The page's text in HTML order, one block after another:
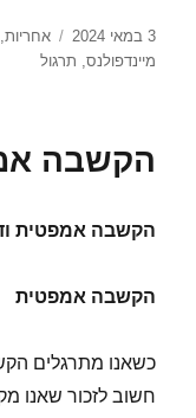
פורסם
בתאריך
3 במאי 2024 תגיות
אחריות
מיינדפולנס, תרגול
הקשבה
הקשבה אמפטית
הקשבה אמפטית
כשאנו מתרגלים
חשוב לזכור שאנו